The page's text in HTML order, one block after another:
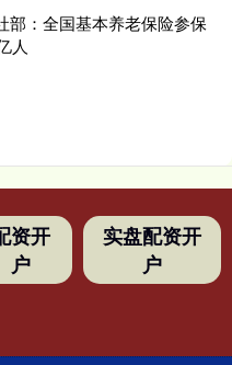
部：全国基本养老保险参保
人
资开
户
实盘配资开
户